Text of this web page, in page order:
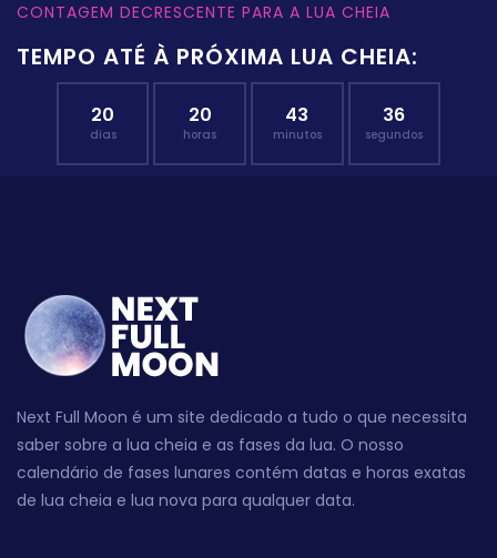
CONTAGEM DECRESCENTE PARA A LUA CHEIA
TEMPO ATÉ À PRÓXIMA LUA CHEIA:
20
dias
20
horas
43
minutos
35
segundos
Next Full Moon é um site dedicado a tudo o que necessita
saber sobre a lua cheia e as fases da lua. O nosso
calendário de fases lunares contém datas e horas exatas
de lua cheia e lua nova para qualquer data.